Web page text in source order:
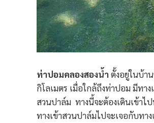
ท่าปอมคลองสองน้ำตั้งอยู่ในบ้า
กิโลเมตร เมื่อใกล้ถึงท่าปอม มีทา
สวนปาล์ม ทางนี้จะต้องเดินเข้าไ
ทางเข้าสวนปาล์มไปจะเจอกับทา